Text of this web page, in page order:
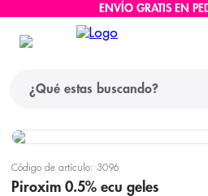
ENVÍO GRATIS EN
Código de artículo: 3096
Piroxim 0.5% ecu geles
términos más buscados
1. protector solar